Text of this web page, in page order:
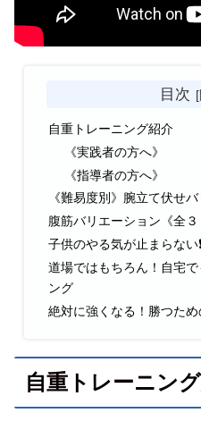
目次
自重トレーニング紹介
《実践者の方へ》
《指導者の方へ》
《難易度別》腕立て伏せ
腹筋バリエーション《全３
子供のやる気が止まらない
道場ではもちろん！自宅
ング
絶対に強くなる！勝つた
自重トレーニン